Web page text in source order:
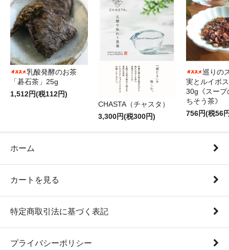
乳酸発酵のお茶
「碁石茶」25g
1,512円(税112円)
CHASTA（チャスタ）
3,300円(税300円)
巡りの
実とルイボ
30g《スープ
ちそう茶》
756円(税56
ホーム
カートを見る
特定商取引法に基づく表記
プライバシーポリシー